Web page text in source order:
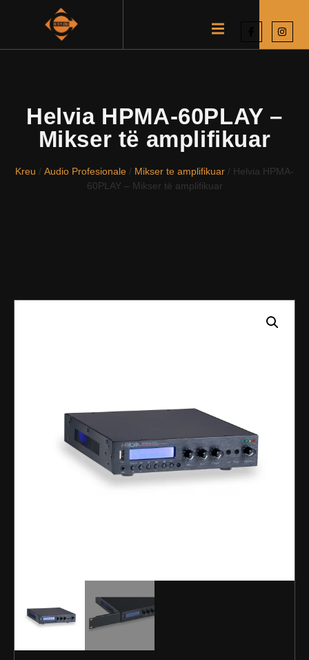
Helvia HPMA-60PLAY –
Mikser të amplifikuar
Kreu / Audio Profesionale / Mikser te amplifikuar / Helvia HPMA-
60PLAY – Mikser të amplifikuar